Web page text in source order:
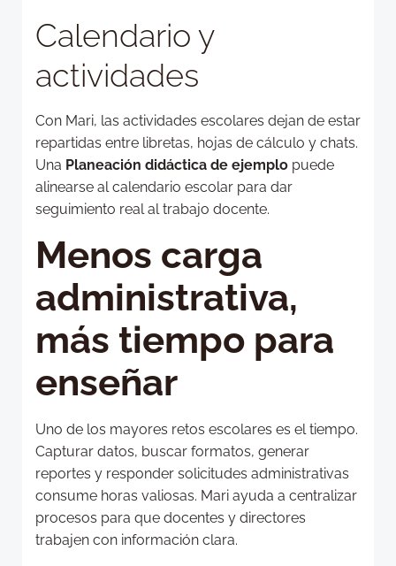
Calendario y
actividades
Con Mari, las actividades escolares dejan de estar
repartidas entre libretas, hojas de cálculo y chats.
Una Planeación didáctica de ejemplo puede
alinearse al calendario escolar para dar
seguimiento real al trabajo docente.
Menos carga
administrativa,
más tiempo para
enseñar
Uno de los mayores retos escolares es el tiempo.
Capturar datos, buscar formatos, generar
reportes y responder solicitudes administrativas
consume horas valiosas. Mari ayuda a centralizar
procesos para que docentes y directores
trabajen con información clara.